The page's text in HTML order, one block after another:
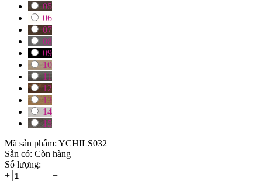
05
06
07
08
09
10
11
12
13
14
15
Mã sản phẩm: YCHILS032
Sẵn có: Còn hàng
Số lượng:
+
−